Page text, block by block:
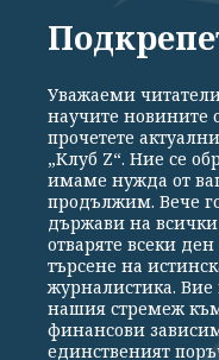
СПОРТ КУЛТУРА
Общи условия
Реклама
Екип
Уважаеми
научите новините
прочетете
„Клуб Z“. Ние се
имаме нужда от
продължим. Вече
държави на
отваряте всеки
търсене на
журналистика. Вие
нашия стремеж
финансови
единственият